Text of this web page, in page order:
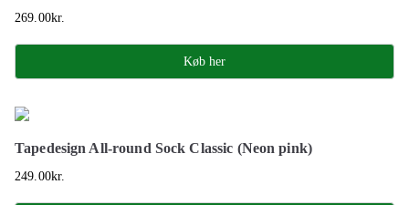
269.00kr.
Køb her
Tapedesign All-round Sock Classic (Neon pink)
249.00kr.